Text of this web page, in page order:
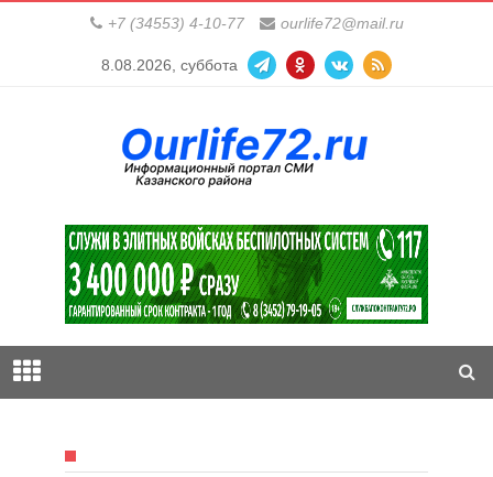
+7 (34553) 4-10-77 ourlife72@mail.ru
8.08.2026, суббота